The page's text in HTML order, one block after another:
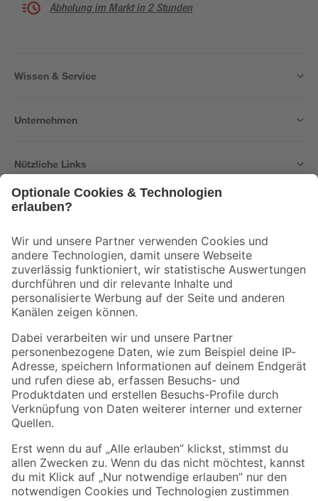
Abholung im Markt in 2 Stunden
Wissen & Service
Unternehmen
Nützliche Links
Der toom Newsletter: Keine Angebote und Aktionen mehr verpassen!
Zur Newsletter Anmeldung
Folge uns
Zahlungsarten Versandarten
Sicher einkaufen
Jetzt die toom-App herunterladen